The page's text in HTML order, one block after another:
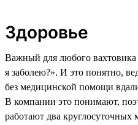
Здоровье
Важный для любого вахтовика
я заболею?». И это понятно,
без медицинской помощи
В компании это понимают,
работают два круглосуточных